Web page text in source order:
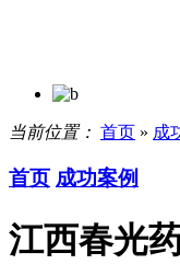
当前位置： 首页 » 成
首页 成功案例
江西春光